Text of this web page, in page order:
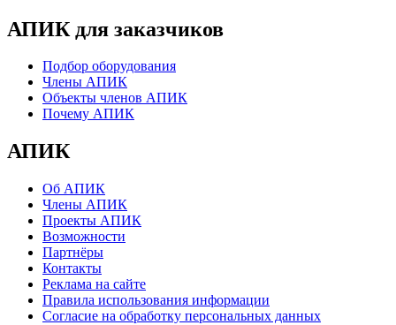
АПИК для заказчиков
Подбор оборудования
Члены АПИК
Объекты членов АПИК
Почему АПИК
АПИК
Об АПИК
Члены АПИК
Проекты АПИК
Возможности
Партнёры
Контакты
Реклама на сайте
Правила использования информации
Согласие на обработку персональных данных